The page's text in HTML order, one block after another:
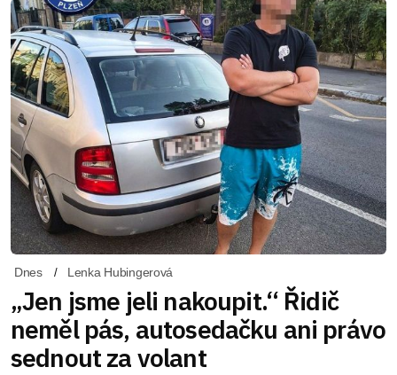
Dnes Lenka Hubingerová
„Jen jsme jeli nakoupit.“ Řidič
neměl pás, autosedačku ani právo
sednout za volant